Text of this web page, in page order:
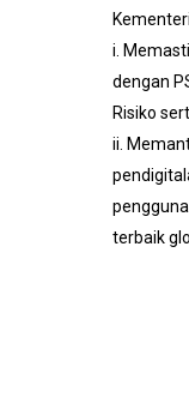
i.
dengan
Risiko
ii.
terbaik